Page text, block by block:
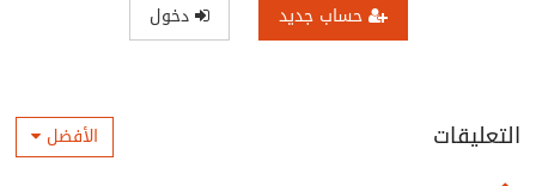
حساب جديد دخول
التعليقات الأفضل